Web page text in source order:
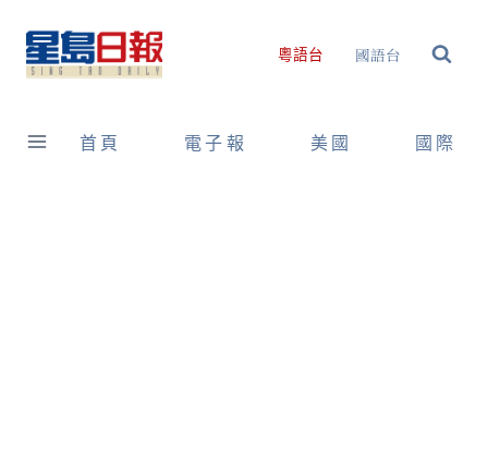
content
粵語台 國語台
首頁 電子報 美國 國際